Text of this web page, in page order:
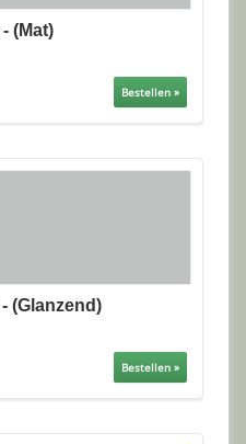
(Mat)
Bestellen »
(Glanzend)
Bestellen »